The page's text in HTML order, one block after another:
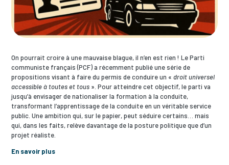
On pourrait croire à une mauvaise blague, il n’en est rien ! Le Parti
communiste français (PCF) a récemment publié une série de
propositions visant à faire du permis de conduire un «droit universel
accessible à toutes et tous ». Pour atteindre cet objectif, le parti va
jusqu’à envisager de nationaliser la formation à la conduite,
transformant l’apprentissage de la conduite en un véritable service
public. Une ambition qui, sur le papier, peut séduire certains… mais
qui, dans les faits, relève davantage de la posture politique que d’un
projet réaliste.
En savoir plus